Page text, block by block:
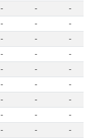
- -
-
- -
-
- -
-
- -
-
- -
-
- -
-
- -
-
- -
-
- -
-